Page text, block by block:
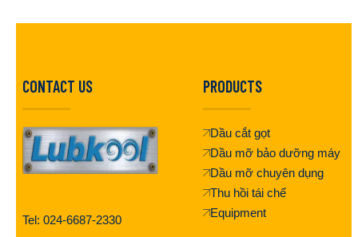
CONTACT US
Tel: 024-6687-2330
PRODUCTS
Dầu cắt gọt
Dầu mỡ bảo dưỡng máy
Dầu mỡ chuyên dụng
Thu hồi tái chế
Equipment